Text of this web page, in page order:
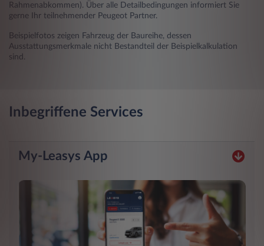
Rahmenabkommen). Über alle Detailbedingungen informiert Sie
gerne Ihr teilnehmender Peugeot Partner.
Beispielfotos zeigen Fahrzeug der Baureihe, dessen
Ausstattungsmerkmale nicht Bestandteil der Beispielkalkulation
sind.
Inbegriffene Services
My-Leasys App